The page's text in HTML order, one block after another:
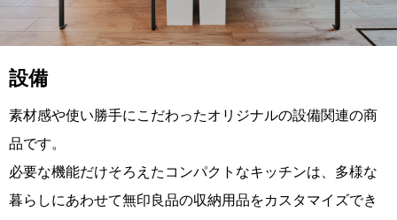
設備
素材感や使い勝手にこだわったオリジナルの設備関連の商
品です。
必要な機能だけそろえたコンパクトなキッチンは、多様な
暮らしにあわせて無印良品の収納用品をカスタマイズでき